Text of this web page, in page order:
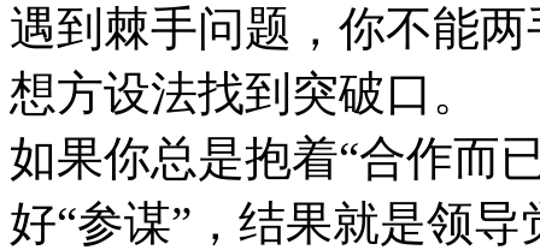
遇到棘手问题，你不能
想方设法找到突破口。
如果你总是抱着“合作而
好“参谋”，结果就是领